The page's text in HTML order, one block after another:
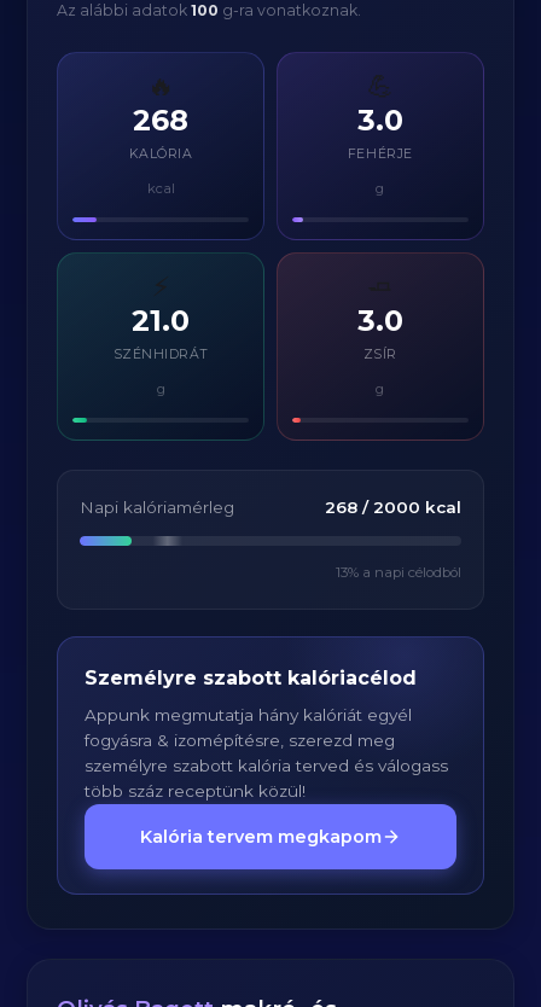
Az alábbi adatok100 g-ra vonatkoznak.
🔥
268
KALÓRIA
kcal
💪
3.0
FEHÉRJE
g
⚡
21.0
SZÉNHIDRÁT
g
3.0
ZSÍR
g
Napi kalóriamérleg 268/ 2000 kcal
13% a napi célodból
Személyre szabott kalóriacélod
Appunk megmutatja hány kalóriát egyél
fogyásra & izomépítésre, szerezd meg
személyre szabott kalória terved és válogass
több száz receptünk közül!
Kalória tervem megkapom